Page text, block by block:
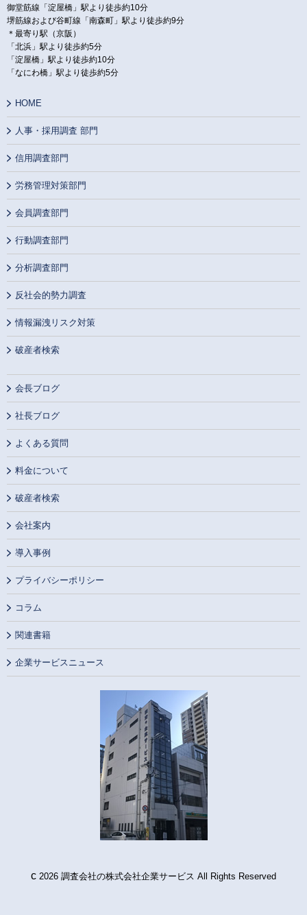
御堂筋線「淀屋橋」駅より徒歩約10分
堺筋線および谷町線「南森町」駅より徒歩約9分
＊最寄り駅（京阪）
「北浜」駅より徒歩約5分
「淀屋橋」駅より徒歩約10分
「なにわ橋」駅より徒歩約5分
HOME
人事・採用調査 部門
信用調査部門
労務管理対策部門
会員調査部門
行動調査部門
分析調査部門
反社会的勢力調査
情報漏洩リスク対策
破産者検索
会長ブログ
社長ブログ
よくある質問
料金について
破産者検索
会社案内
導入事例
プライバシーポリシー
コラム
関連書籍
企業サービスニュース
c 2026 調査会社の株式会社企業サービス All Rights Reserved